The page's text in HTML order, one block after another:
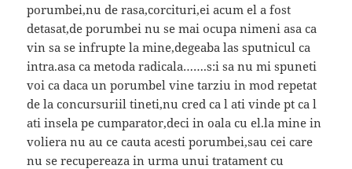
porumbei,nu de rasa,corcituri,ei acum el a fost
detasat,de porumbei nu se mai ocupa nimeni asa ca
vin sa se infrupte la mine,degeaba las sputnicul ca
intra.asa ca metoda radicala…….s:i sa nu mi spuneti
voi ca daca un porumbel vine tarziu in mod repetat
de la concursuriil tineti,nu cred ca l ati vinde pt ca l
ati insela pe cumparator,deci in oala cu el.la mine in
voliera nu au ce cauta acesti porumbei,sau cei care
nu se recupereaza in urma unui tratament cu